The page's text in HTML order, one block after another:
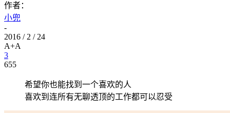
作者：
小兜
-
2016 / 2 / 24
A+A
3
655
希望你也能找到一个喜欢的人
喜欢到连所有无聊透顶的工作都可以忍受